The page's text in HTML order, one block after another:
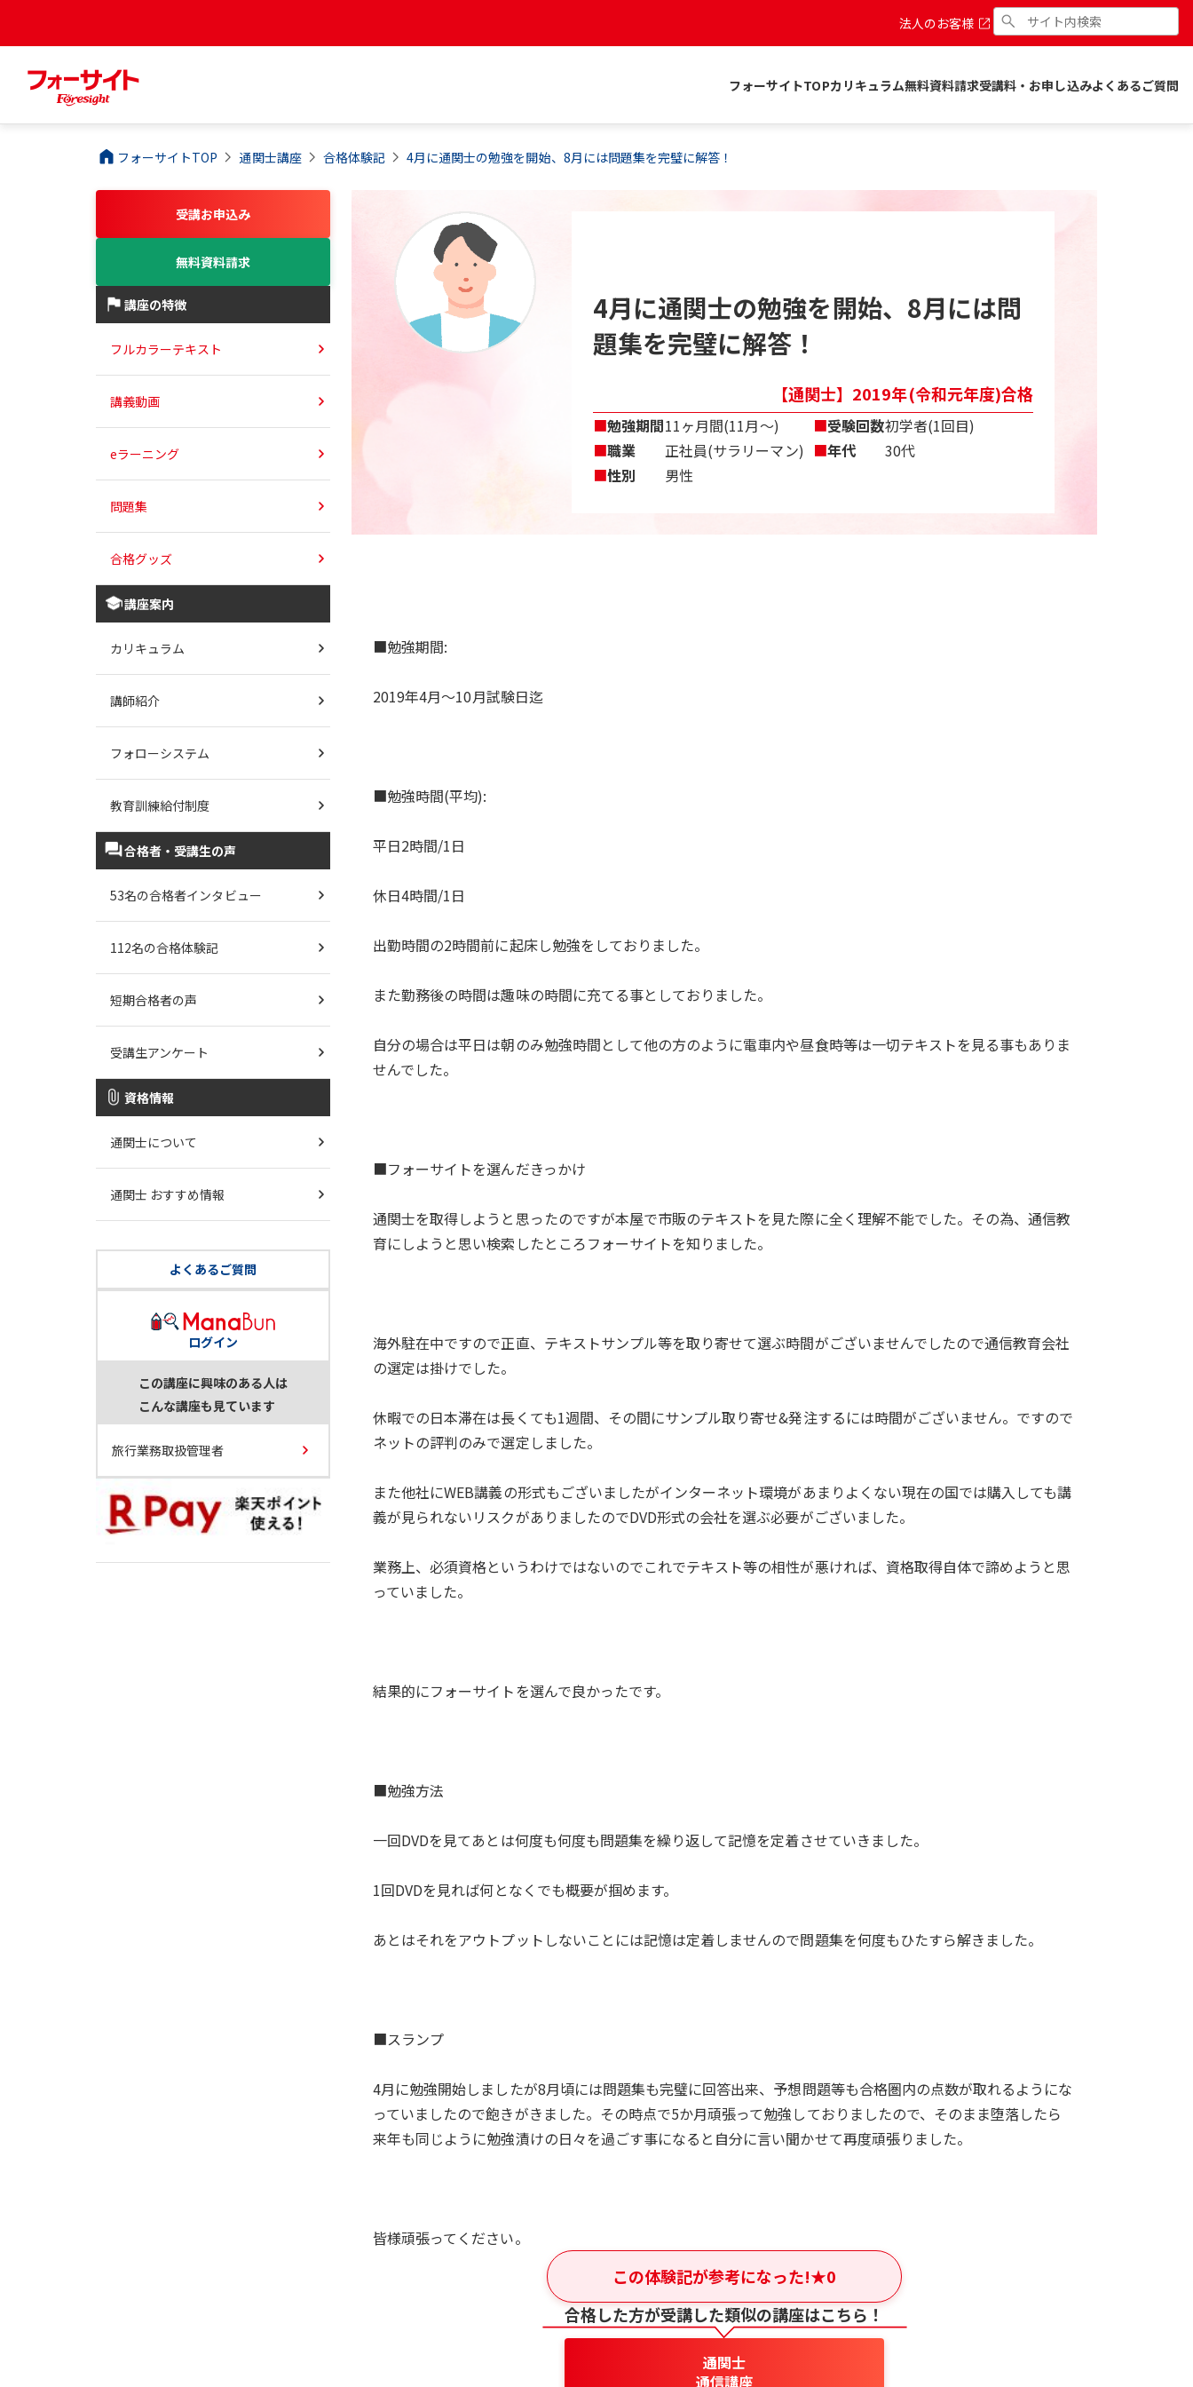
法人のお客様
フォーサイトTOPカリキュラム無料資料請求受講料・お申し込みよくあるご質問
フォーサイトTOP 通関士講座 合格体験記 4月に通関士の勉強を開始、8月には問題集を完璧に解答！
4月に通関士の勉強を開始、8月には問
題集を完璧に解答！
【通関士】2019年(令和元年度)合格
■勉強期間11ヶ月間(11月〜)
■職業
正社員(サラリーマン)
■性別 男性
■受験回数初学者(1回目)
■年代 30代
■勉強期間:
2019年4月～10月試験日迄
■勉強時間(平均):
平日2時間/1日
休日4時間/1日
出勤時間の2時間前に起床し勉強をしておりました。
また勤務後の時間は趣味の時間に充てる事としておりました。
自分の場合は平日は朝のみ勉強時間として他の方のように電車内や昼食時等は一切テキストを見る事もありま
せんでした。
■フォーサイトを選んだきっかけ
通関士を取得しようと思ったのですが本屋で市販のテキストを見た際に全く理解不能でした。その為、通信教
育にしようと思い検索したところフォーサイトを知りました。
海外駐在中ですので正直、テキストサンプル等を取り寄せて選ぶ時間がございませんでしたので通信教育会社
の選定は掛けでした。
休暇での日本滞在は長くても1週間、その間にサンプル取り寄せ&発注するには時間がございません。ですので
ネットの評判のみで選定しました。
また他社にWEB講義の形式もございましたがインターネット環境があまりよくない現在の国では購入しても講
義が見られないリスクがありましたのでDVD形式の会社を選ぶ必要がございました。
業務上、必須資格というわけではないのでこれでテキスト等の相性が悪ければ、資格取得自体で諦めようと思
っていました。
結果的にフォーサイトを選んで良かったです。
■勉強方法
一回DVDを見てあとは何度も何度も問題集を繰り返して記憶を定着させていきました。
1回DVDを見れば何となくでも概要が掴めます。
あとはそれをアウトプットしないことには記憶は定着しませんので問題集を何度もひたすら解きました。
■スランプ
4月に勉強開始しましたが8月頃には問題集も完璧に回答出来、予想問題等も合格圏内の点数が取れるようにな
っていましたので飽きがきました。その時点で5か月頑張って勉強しておりましたので、そのまま堕落したら
来年も同じように勉強漬けの日々を過ごす事になると自分に言い聞かせて再度頑張りました。
皆様頑張ってください。
この体験記が参考になった!★0
合格した方が受講した類似の講座はこちら！
通関士
通信講座
受講お申込み
無料資料請求
講座の特徴
フルカラーテキスト
講義動画
eラーニング
問題集
合格グッズ
講座案内
カリキュラム
講師紹介
フォローシステム
教育訓練給付制度
合格者・受講生の声
53名の合格者インタビュー
112名の合格体験記
短期合格者の声
受講生アンケート
資格情報
通関士について
通関士 おすすめ情報
よくあるご質問
ログイン
この講座に興味のある人は
こんな講座も見ています
旅行業務取扱管理者